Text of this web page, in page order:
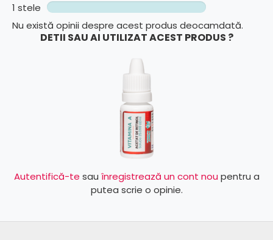
1 stele
Nu există opinii despre acest produs deocamdată.
DETII SAU AI UTILIZAT ACEST PRODUS ?
Autentifică-te sau înregistrează un cont nou pentru a
putea scrie o opinie.